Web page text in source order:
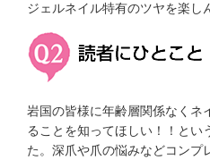
ジェルネイル特有のツヤを楽し
岩国の皆様に年齢層関係なくネ
ることを知ってほしい！！とい
た。深爪や爪の悩みなどコンプ